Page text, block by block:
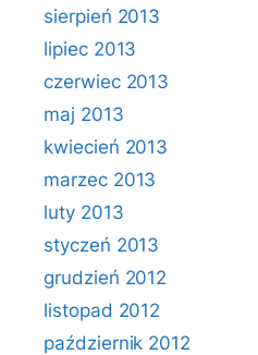
sierpień 2013
lipiec 2013
czerwiec 2013
maj 2013
kwiecień 2013
marzec 2013
luty 2013
styczeń 2013
grudzień 2012
listopad 2012
październik 2012